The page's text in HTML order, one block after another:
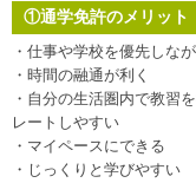
①通学免許のメリット
・仕事や学校を優先しな
・時間の融通が利く
・自分の生活圏内で教習
レートしやすい
・マイペースにできる
・じっくりと学びやすい